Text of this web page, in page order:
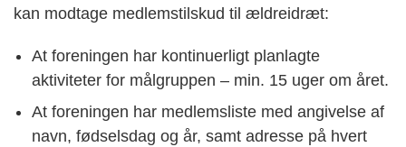
kan modtage medlemstilskud til ældreidræt:
At foreningen har kontinuerligt planlagte
aktiviteter for målgruppen – min. 15 uger om året.
At foreningen har medlemsliste med angivelse af
navn, fødselsdag og år, samt adresse på hvert